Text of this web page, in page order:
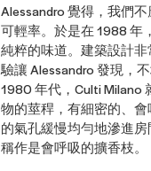
Alessandro 覺得，我們
可輕率。於是在 1988 年
純粹的味道。建築設計
驗讓 Alessandro 發現，
1980 年代，Culti Milano
物的莖稈，有細密的、
的氣孔緩慢均勻地滲進
稱作是會呼吸的擴香枝。